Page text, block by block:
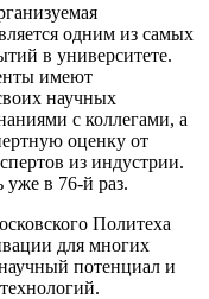
одним из самых
в университете.
имеют
научных
с коллегами, а
оценку от
из индустрии.
уже в 76-й раз.
Политеха
для многих
потенциал и